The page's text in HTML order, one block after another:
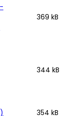
369 kB
344 kB
354 kB